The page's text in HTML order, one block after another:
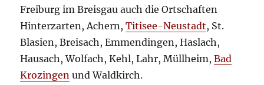
Freiburg im Breisgau auch die Ortschaften
Hinterzarten, Achern,Titisee-Neustadt, St.
Blasien, Breisach, Emmendingen, Haslach,
Hausach, Wolfach, Kehl, Lahr, Müllheim,Bad
Krozingen und Waldkirch.